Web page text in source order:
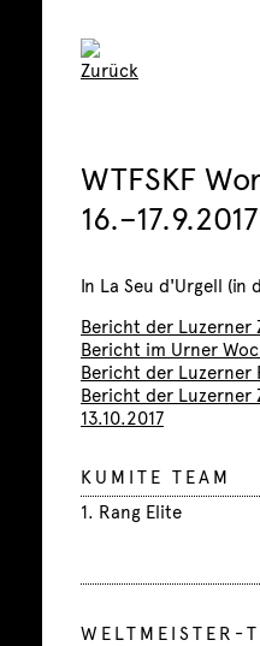
WTFSKF
16.–17.9.2017
In La Seu d'Urgell (in
Bericht der Luzerner
Bericht im Urner
Bericht der Luzerner
Bericht der Luzerner
13.10.2017
KUMITE TEAM
1. Rang Elite
WELTMEISTER-